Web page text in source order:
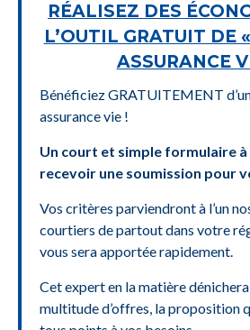
RÉALISEZ DES
L’OUTIL GRATUIT DE
ASSURANCE
Bénéficiez GRATUITEMENT
assurance vie !
Un court et simple formulaire
recevoir une soumission pour
Vos critères parviendront à l’un
courtiers de partout dans votre
vous sera apportée rapidement.
Cet expert en la matière
multitude d’offres, la proposition